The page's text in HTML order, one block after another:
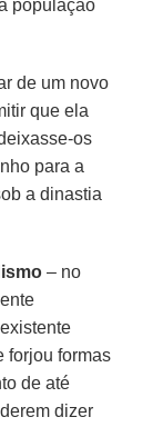
população
de um novo
que ela
os
para a
a dinastia
– no
forjou formas
de até
dizer